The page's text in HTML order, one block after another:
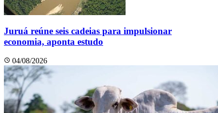
Juruá reúne seis cadeias para impulsionar
economia, aponta estudo
04/08/2026